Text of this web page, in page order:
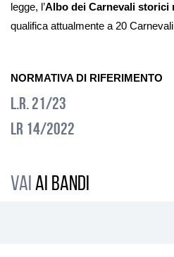
legge, l’Albo dei Carnevali storici
qualifica attualmente a 20
NORMATIVA DI RIFERIMENTO
L.R. 21/23
LR 14/2022
VAIAI BANDI